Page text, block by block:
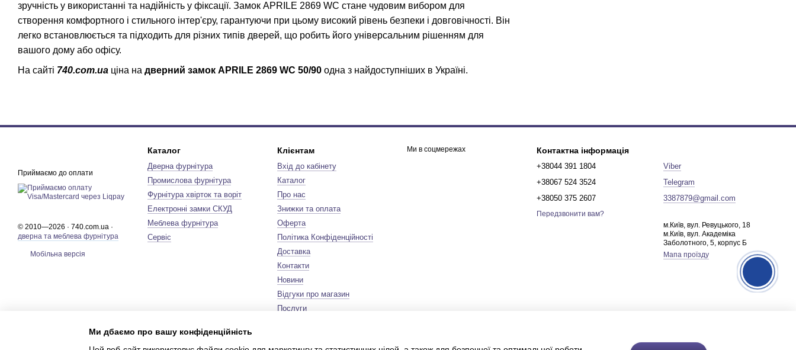
зручність у використанні та надійність у фіксації. Замок APRILE 2869 WC стане чудовим вибором для
створення комфортного і стильного інтер'єру, гарантуючи при цьому високий рівень безпеки і довговічності. Він
легко встановлюється та підходить для різних типів дверей, що робить його універсальним рішенням для
вашого дому або офісу.
На сайті 740.com.ua ціна на дверний замок APRILE 2869 WC 50/90 одна з найдоступніших в Україні.
Приймаємо до оплати
© 2010—2026 · 740.com.ua ·
дверна та меблева фурнітура
Мобільна версія
Каталог
Дверна фурнітура
Промислова фурнітура
Фурнітура хвірток та воріт
Електронні замки СКУД
Меблева фурнітура
Сервіс
Клієнтам
Вхід до кабінету
Каталог
Про нас
Знижки та оплата
Оферта
Політика Конфіденційності
Доставка
Контакти
Новини
Відгуки про магазин
Послуги
Ми в соцмережах Контактна інформація
+38044 391 1804
+38067 524 3524
+38050 375 2607
Передзвонити вам?
Viber
Telegram
3387879@gmail.com
м.Київ, вул. Ревуцького, 18
м.Київ, вул. Академіка
Заболотного, 5, корпус Б
Мапа проїзду
Ми дбаємо про вашу конфіденційність